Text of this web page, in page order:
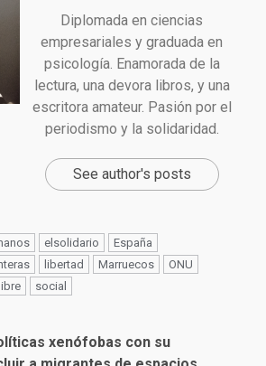
Diplomada en ciencias
empresariales y graduada en
psicología. Enamorada de la
lectura, una devora libros, y una
escritora amateur. Pasión por el
periodismo y la solidaridad.
See author's posts
elsolidario
España
libertad Marruecos
ONU
social
xenófobas con su